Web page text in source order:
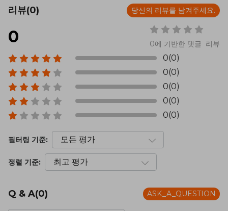
리뷰(0) 당신의 리뷰를 남겨주세요.
0 0에 기반한 댓글 리뷰
0(0)
0(0)
0(0)
0(0)
0(0)
필터링 기준:
정렬 기준:
Q & A(0) ASK_A_QUESTION